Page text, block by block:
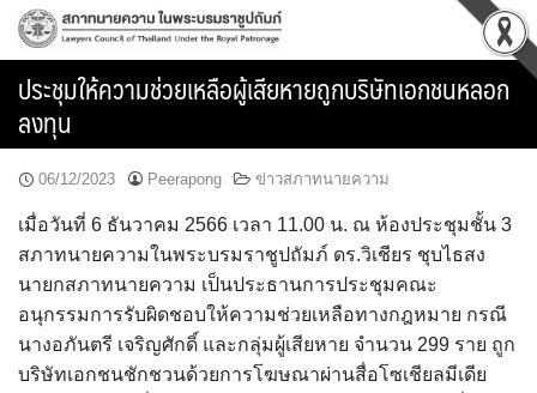
Skip
ประชุมให้ความช่วยเหลือผู้เสียหายถูกบริษัทเอกชนหลอก
ลงทุน
06/12/2023 Peerapong ข่าวสภาทนายความ
เมื่อวันที่ 6 ธันวาคม 2566 เวลา 11.00 น. ณ ห้องประชุมชั้น 3
สภาทนายความในพระบรมราชูปถัมภ์ ดร.วิเชียร ชุบไธสง
นายกสภาทนายความ เป็นประธานการประชุมคณะ
อนุกรรมการรับผิดชอบให้ความช่วยเหลือทางกฎหมาย กรณี
นางอภันตรี เจริญศักดิ์ และกลุ่มผู้เสียหาย จำนวน 299 ราย ถูก
บริษัทเอกชนชักชวนด้วยการโฆษณาผ่านสื่อโซเชียลมีเดีย